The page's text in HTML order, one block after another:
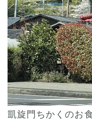
凱旋門ちかくのお